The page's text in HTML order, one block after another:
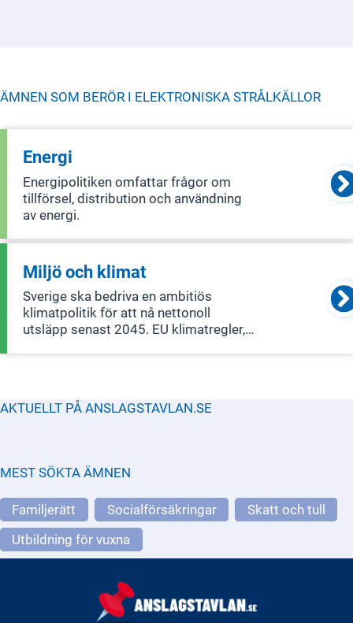
ÄMNEN SOM BERÖR I ELEKTRONISKA STRÅLKÄLLOR
Energi
Energipolitiken omfattar frågor om
tillförsel, distribution och användning
av energi.
Miljö och klimat
Sverige ska bedriva en ambitiös
klimatpolitik för att nå nettonoll
utsläpp senast 2045. EU klimatregler,
AKTUELLT PÅ ANSLAGSTAVLAN.SE
MEST SÖKTA ÄMNEN
Familjerätt Socialförsäkringar
Skatt och tull
Utbildning för vuxna